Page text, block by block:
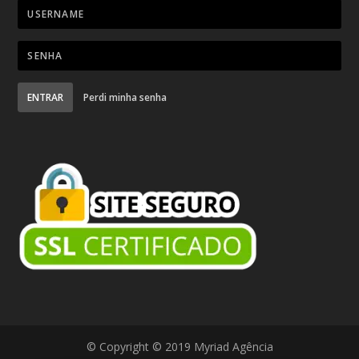
ENTRAR Perdi minha senha
© Copyright © 2019 Myriad Agência